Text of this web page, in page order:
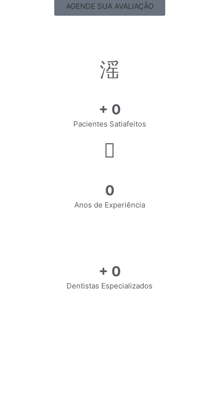
AGENDE SUA AVALIAÇÃO
+ 0
Pacientes Satiafeitos
0
Anos de Experiência
+ 0
Dentistas Especializados